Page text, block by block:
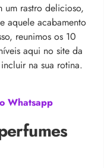
um rastro delicioso,
aquele acabamento
reunimos os 10
aqui no site da
na sua rotina.
Whatsapp